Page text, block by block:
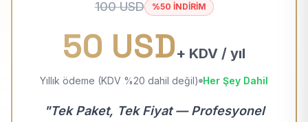
100 USD %50 İNDİRİM
50 USD+ KDV / yıl
Yıllık ödeme (KDV %20 dahil değil) Her Şey Dahil
"Tek Paket, Tek Fiyat — Profesyonel